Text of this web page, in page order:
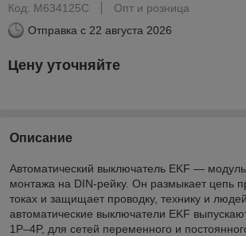
Код: M634125C
Опт и розница
Отправка с 22 августа 2026
Цену уточняйте
Описание
Автоматический выключатель EKF —
монтажа на DIN-рейку. Он размыкает цепь
токах и защищает проводку, технику и
автоматические выключатели EKF
1P–4P, для сетей переменного и